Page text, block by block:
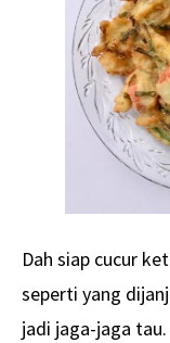
Dah siap cucur
seperti yang
jadi jaga-jaga